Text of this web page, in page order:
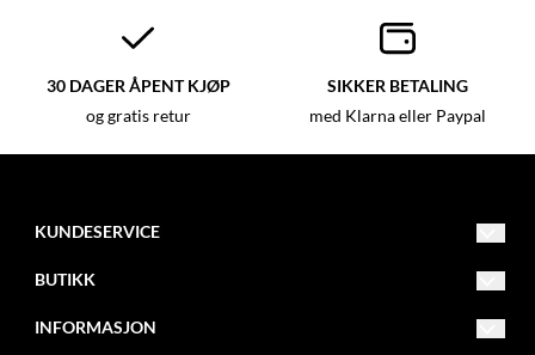
30 DAGER ÅPENT KJØP
og gratis retur
SIKKER BETALING
med Klarna eller Paypal
KUNDESERVICE
012 - 345 67 89
Adresse 123
BUTIKK
INFORMASJON